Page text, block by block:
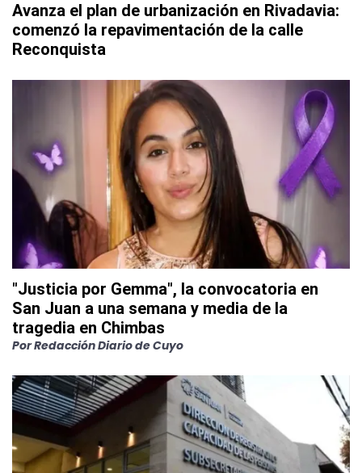
Avanza el plan de urbanización en Rivadavia:
comenzó la repavimentación de la calle
Reconquista
"Justicia por Gemma", la convocatoria en
San Juan a una semana y media de la
tragedia en Chimbas
PorRedacción Diario de Cuyo